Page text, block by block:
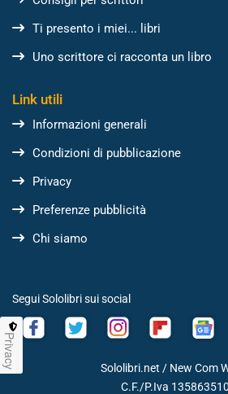
Ti presento i miei... libri
Uno scrittore ci racconta un libro
Link utili
Informazioni generali
Condizioni di pubblicazione
Privacy
Preferenze pubblicità
Chi siamo
Segui Sololibri sui social
Sololibri.net / New Com
C.F./P.Iva
Privacy